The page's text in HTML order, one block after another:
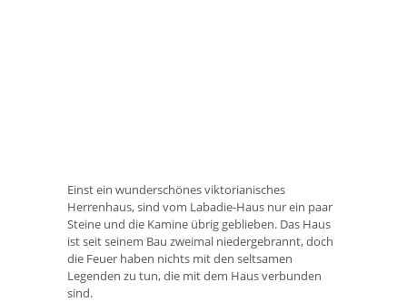
Einst ein wunderschönes viktorianisches
Herrenhaus, sind vom Labadie-Haus nur ein paar
Steine ​​und die Kamine übrig geblieben. Das Haus
ist seit seinem Bau zweimal niedergebrannt, doch
die Feuer haben nichts mit den seltsamen
Legenden zu tun, die mit dem Haus verbunden
sind.